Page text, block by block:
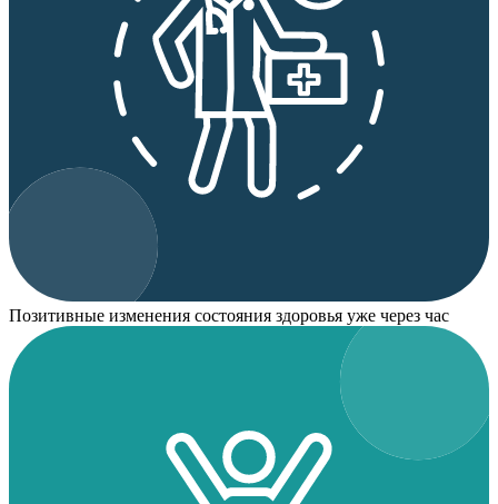
Позитивные изменения состояния здоровья уже через час